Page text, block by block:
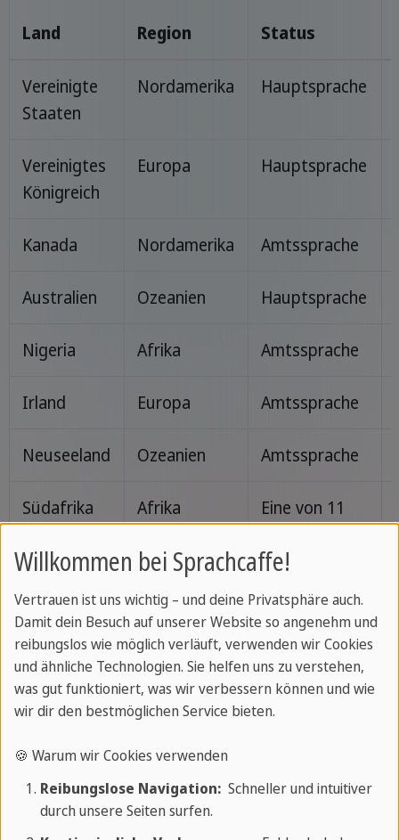
Land Region Status
Vereinigte
Staaten
Nordamerika Hauptsprache
Vereinigtes
Königreich
Europa Hauptsprache
Kanada Nordamerika Amtssprache
Australien Ozeanien Hauptsprache
Nigeria Afrika Amtssprache
Irland Europa Amtssprache
Neuseeland Ozeanien Amtssprache
Südafrika Afrika
Eine von 11
Trinidad
und
Tobago
Karibik Amtssprache
Die Nachfrage steigt weiter. Derzeit lernen mehr
als 1 Milliarde Menschen Englisch als
Willkommen bei Sprachcaffe!
Vertrauen ist uns wichtig – und deine Privatsphäre auch.
Damit dein Besuch auf unserer Website so angenehm und
reibungslos wie möglich verläuft, verwenden wir Cookies
und ähnliche Technologien. Sie helfen uns zu verstehen,
was gut funktioniert, was wir verbessern können und wie
wir dir den bestmöglichen Service bieten.
🍪 Warum wir Cookies verwenden
Reibungslose Navigation:Schneller und intuitiver
durch unsere Seiten surfen.